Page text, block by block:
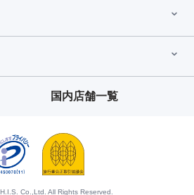
国内店舗一覧
Co.,Ltd. All Rights Reserved.